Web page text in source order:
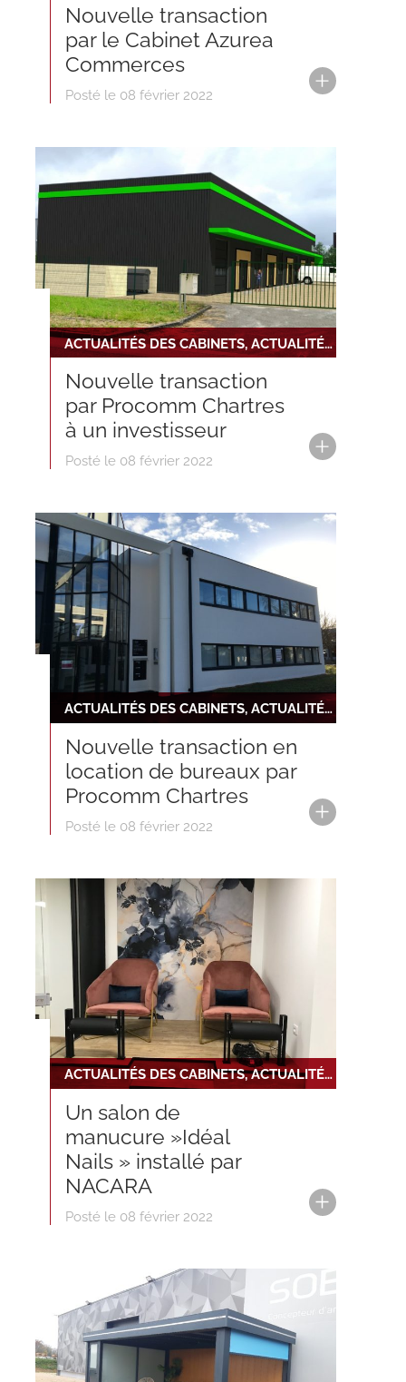
Nouvelle transaction
par le Cabinet Azurea
Commerces
Posté le 08 février 2022
ACTUALITÉS DES CABINETS, ACTUALITÉS DU RÉSEAU, NOUVELLE TRANSACTION
Nouvelle transaction
par Procomm Chartres
à un investisseur
Posté le 08 février 2022
ACTUALITÉS DES CABINETS, ACTUALITÉS DU RÉSEAU, NOUVELLE TRANSACTION
Nouvelle transaction en
location de bureaux par
Procomm Chartres
Posté le 08 février 2022
ACTUALITÉS DES CABINETS, ACTUALITÉS DU RÉSEAU, NOUVELLE INSTALLATION
Un salon de
manucure »Idéal
Nails » installé par
NACARA
Posté le 08 février 2022